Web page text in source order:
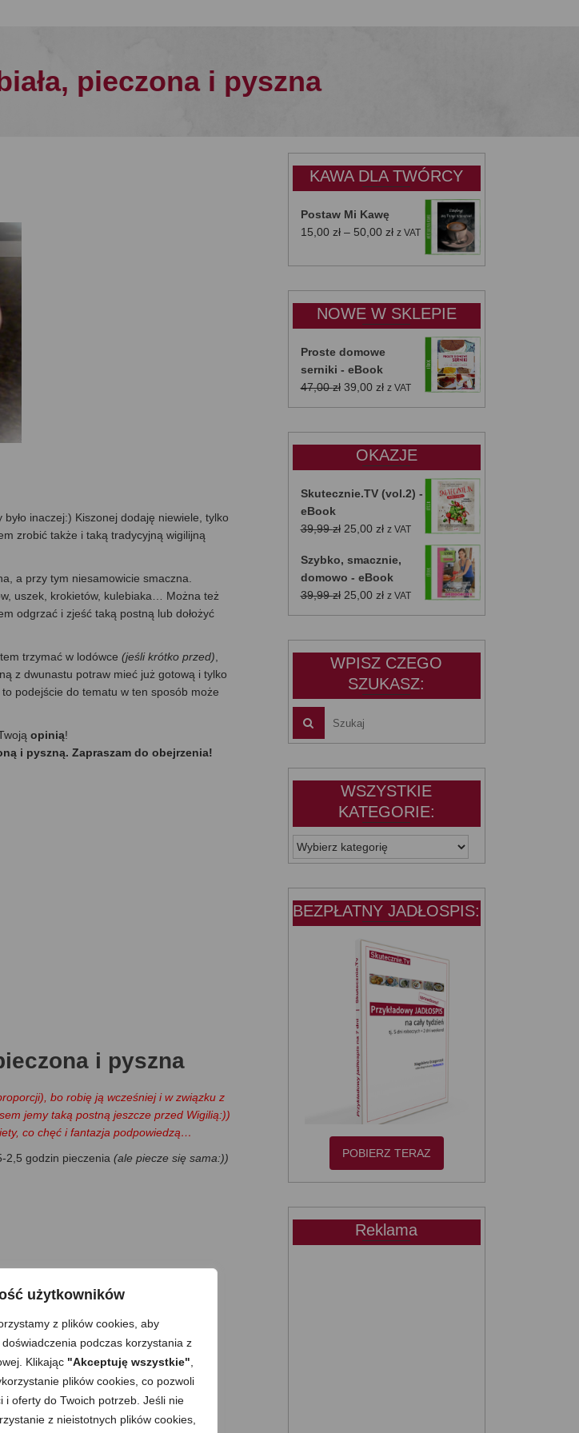
użytkowników
z plików cookies, aby
podczas korzystania z
Klikając "Akceptuję wszystkie"
plików cookies, co pozwoli
i oferty do Twoich potrzeb. Jeśli nie
z nieistotnych plików cookies,
pieczona i pyszna
inaczej:) Kiszonej dodaję niewiele, tylko
zrobić także i taką tradycyjną wigilijną
a przy tym niesamowicie smaczna.
uszek, krokietów, kulebiaka… Można też
odgrzać i zjeść taką postną lub dołożyć
trzymać w lodówce (jeśli krótko przed)
z dwunastu potraw mieć już gotową i tylko
podejście do tematu w ten sposób może
opinią!
i pyszną. Zapraszam do obejrzenia!
i pyszna
bo robię ją wcześniej i w związku z
jemy taką postną jeszcze przed Wigilią:))
co chęć i fantazja podpowiedzą…
2,5 godzin pieczenia (ale piecze się sama:))
KAWA DLA TWÓRCY
Postaw Mi Kawę
15,00 zł – 50,00 złZakres
od
do
50,00 zł
z VAT
NOWE W SKLEPIE
Proste domowe
serniki - eBook
47,00zł Pierwotna
cena
39,00 złAktualna
cena
z VAT
OKAZJE
Skutecznie.TV (vol.2) -
eBook
39,99zł Pierwotna
wynosiła:
39,99 zł.
25,00 złAktualna
wynosi:
25,00 zł.
z VAT
Szybko, smacznie,
domowo - eBook
39,99zł Pierwotna
cena
25,00 złAktualna
cena
z VAT
WPISZ CZEGO
SZUKASZ:
WSZYSTKIE
KATEGORIE:
WSZYSTKIE
KATEGORIE:
BEZPŁATNY JADŁOSPIS:
POBIERZ TERAZ
Reklama